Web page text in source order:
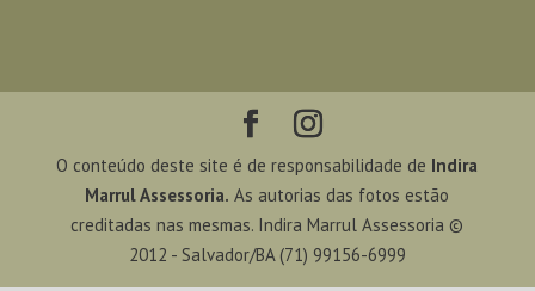
O conteúdo deste site é de responsabilidade de Indira
Marrul Assessoria. As autorias das fotos estão
creditadas nas mesmas. Indira Marrul Assessoria ©
2012 - Salvador/BA (71) 99156-6999